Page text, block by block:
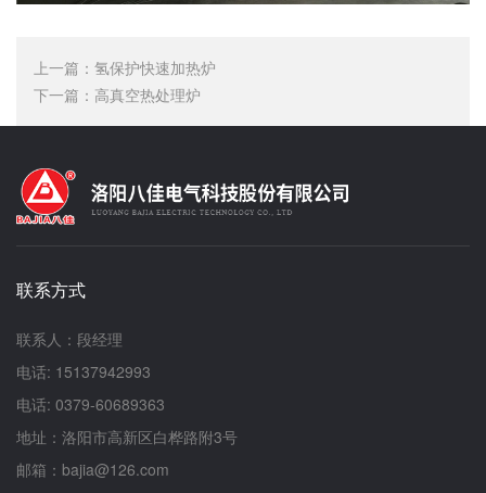
上一篇： 氢保护快速加热炉
下一篇： 高真空热处理炉
联系方式
联系人：段经理
电话: 15137942993
电话: 0379-60689363
地址：洛阳市高新区白桦路附3号
邮箱：bajia@126.com